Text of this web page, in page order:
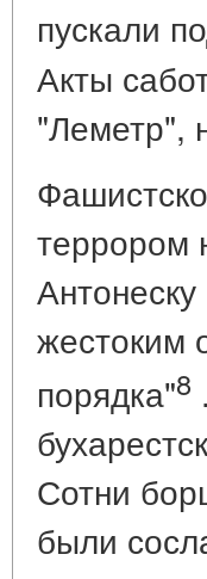
пускали
Акты
"Леметр",
террором
жестоким
порядка"8
Сотни
были